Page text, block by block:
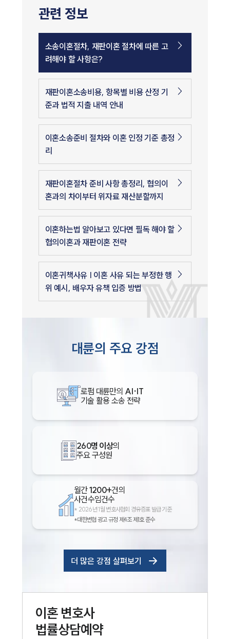
관련 정보
소송이혼절차, 재판이혼 절차에 따른 고
려해야 할 사항은?
재판이혼소송비용, 항목별 비용 산정 기
준과 법적 지출 내역 안내
이혼소송준비 절차와 이혼 인정 기준 총정
리
재판이혼절차 준비 사항 총정리, 협의이
혼과의 차이부터 위자료 재산분할까지
이혼하는법 알아보고 있다면 필독 해야 할
협의이혼과 재판이혼 전략
이혼귀책사유 | 이혼 사유 되는 부정한 행
위 예시, 배우자 유책 입증 방법
대륜의 주요 강점
로펌 대륜만의 AI·IT
기술 활용 소송 전략
260명 이상의
주요 구성원
월간1200+건의
사건수임건수
* 2026년 1월 변호사협회 경유증표 발급 기준
*대한변협 광고 규정 제4조 제1호 준수
더 많은 강점 살펴보기
이혼변호사
법률상담예약